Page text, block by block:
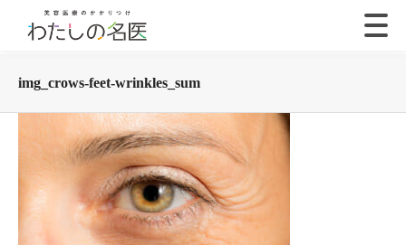
img_crows-feet-wrinkles_sum